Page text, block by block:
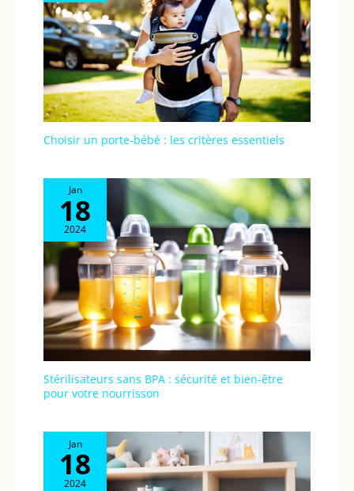
Choisir un porte-bébé : les critères essentiels
Jan
18
2024
Stérilisateurs sans BPA : sécurité et bien-être
pour votre nourrisson
Jan
18
2024